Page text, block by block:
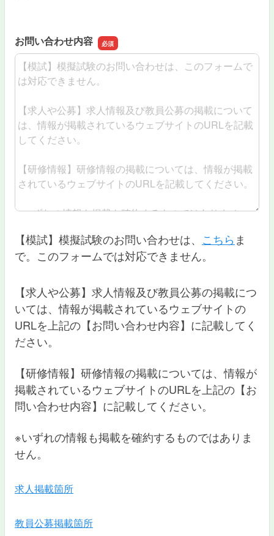
お問い合わせ内容
お問い合わせ内容
【模試】模擬試験のお問い合わせは、 こちら ま
で。このフォームでは対応できません。
【求人や公募】求人情報及び教員公募の掲載につ
いては、情報が掲載されているウェブサイトの
URLを上記の【お問い合わせ内容】に記載してく
ださい。
【研修情報】研修情報の掲載については、情報が
掲載されているウェブサイトのURLを上記の【お
問い合わせ内容】に記載してください。
※いずれの情報も掲載を確約するものではありま
せん。
求人掲載箇所
教員公募掲載箇所